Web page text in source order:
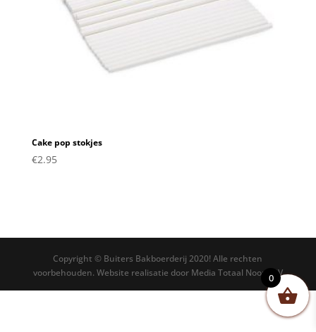
Cake pop stokjes
€2.95
Copyright © Buiters Bakboerderij 2020! Alle rechten
voorbehouden. Website realisatie door Media Totaal Noord BV
0